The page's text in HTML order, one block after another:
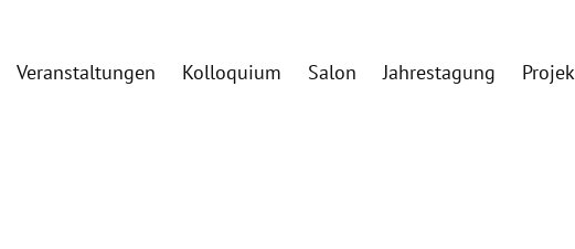
Veranstaltungen Kolloquium Salon Jahrestagung